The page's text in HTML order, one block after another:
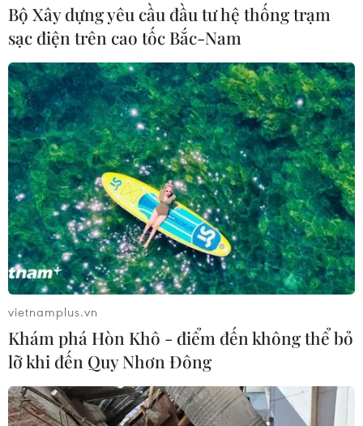
Bộ Xây dựng yêu cầu đầu tư hệ thống trạm
sạc điện trên cao tốc Bắc-Nam
vietnamplus.vn
Khám phá Hòn Khô - điểm đến không thể bỏ
lỡ khi đến Quy Nhơn Đông